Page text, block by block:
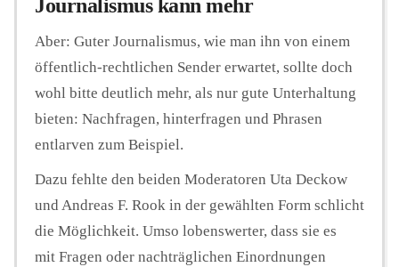
Journalismus kann mehr
Aber: Guter Journalismus, wie man ihn von einem
öffentlich-rechtlichen Sender erwartet, sollte doch
wohl bitte deutlich mehr, als nur gute Unterhaltung
bieten: Nachfragen, hinterfragen und Phrasen
entlarven zum Beispiel.
Dazu fehlte den beiden Moderatoren Uta Deckow
und Andreas F. Rook in der gewählten Form schlicht
die Möglichkeit. Umso lobenswerter, dass sie es
mit Fragen oder nachträglichen Einordnungen